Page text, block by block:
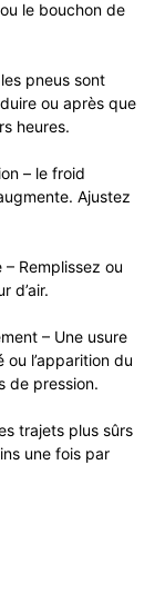
le bouchon de
pneus sont
ou après que
heures.
– le froid
Ajustez
– Remplissez ou
d’air.
– Une usure
l’apparition du
de pression.
trajets plus sûrs
une fois par